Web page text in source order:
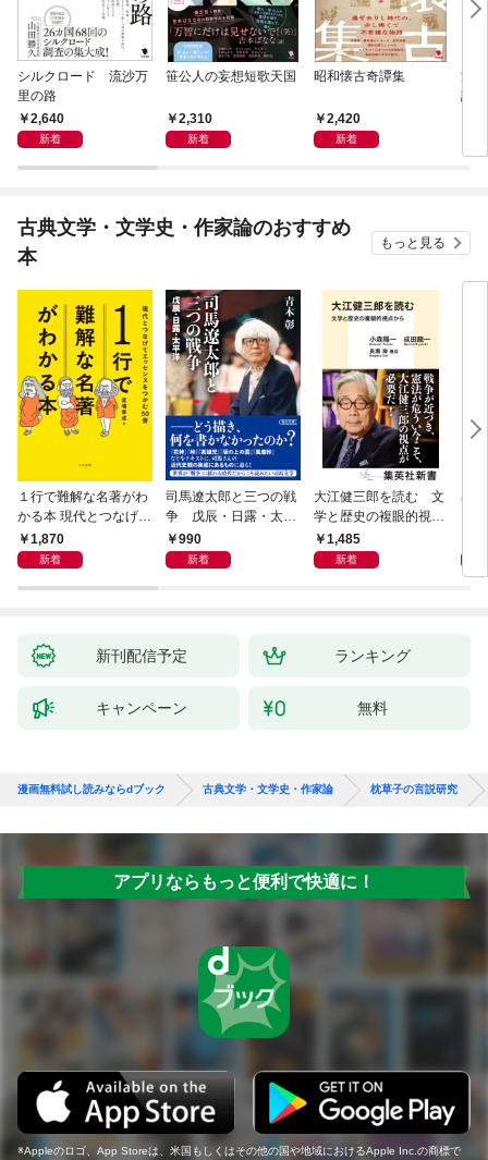
シルクロード 流沙万
里の路
2,640
新着
笹公人の妄想短歌天国
2,310
新着
昭和懐古奇譚集
2,420
新着
流
語
古典文学・文学史・作家論のおすすめ
本
もっと見る
１行で難解な名著がわ
かる本 現代とつなげて
エッセンスをつかむ50
冊
1,870
新着
司馬遼太郎と三つの戦
争 戊辰・日露・太平
洋990
新着
大江健三郎を読む 文
学と歴史の複眼的視点
から1,485
新着
出
新刊配信予定 ランキング
キャンペーン 無料
漫画無料試し読みならdブック 古典文学・文学史・作家論 枕草子の言説研究
アプリならもっと便利で快適に！
Appleのロゴ、App Storeは、米国もしくはその他の国や地域におけるApple Inc.の商標で